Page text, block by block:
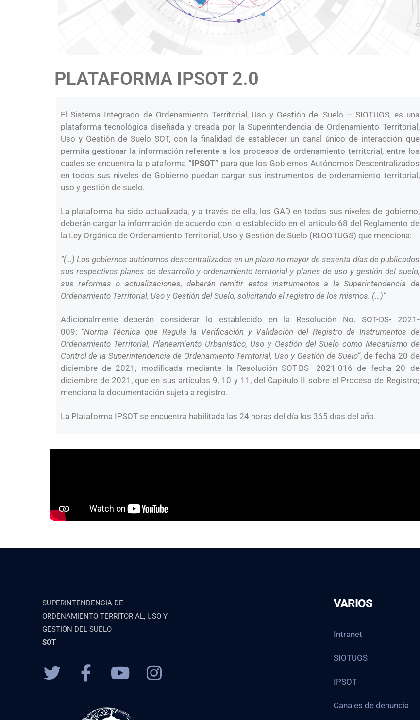
PLATAFORMA IPSOT 2.0
El Sistema Integrado de Ordenamiento Territorial, Uso y Gestión del Suelo – SIOTUGS, es una
plataforma tecnológica diseñada y creada por la Superintendencia de Ordenamiento Territorial,
Uso y Gestión de Suelo SOT, con la finalidad de establecer un canal único de interacción que
permita gestionar la información referente a los procesos de ordenamiento territorial, entre los
cuales se encuentra la plataforma “IPSOT” para que los Gobiernos Autónomos Descentralizados
en todos sus niveles de Gobierno puedan cargar sus instrumentos de ordenamiento territorial,
uso y gestión de suelo.
La plataforma ha sido actualizada, y a través de ella, los GAD en todos sus niveles de gobierno,
deberán cargar la información de acuerdo con lo establecido en el artículo 68 del Reglamento de
la Ley Orgánica de Ordenamiento Territorial, Uso y Gestión de Suelo (RLOOTUGS) que menciona:
“(…) Los gobiernos autónomos descentralizados en un plazo no mayor de sesenta días de publicados
sus respectivos planes de desarrollo y ordenamiento territorial y planes de uso y gestión del suelo,
sus reformas o actualizaciones, deberán remitir estos instrumentos a la Superintendencia de
Ordenamiento Territorial, Uso y Gestión del Suelo, solicitando el registro de los mismos. (…)”
Adicionalmente deberán considerar lo establecido en la Resolución No. SOT-DS- 2021-
009: “Norma Técnica que Regula la Verificación y Validación del Registro de Instrumentos de
Ordenamiento Territorial, Planeamiento Urbanístico, Uso y Gestión del Suelo como Mecanismo de
Control de la Superintendencia de Ordenamiento Territorial, Uso y Gestión de Suelo”, de fecha 20 de
diciembre de 2021, modificada mediante la Resolución SOT-DS- 2021-016 de fecha 20 de
diciembre de 2021, que en sus artículos 9, 10 y 11, del Capítulo II sobre el Proceso de Registro;
menciona la documentación sujeta a registro.
La Plataforma IPSOT se encuentra habilitada las 24 horas del día los 365 días del año.
SUPERINTENDENCIA DE
ORDENAMIENTO TERRITORIAL, USO Y
GESTIÓN DEL SUELO
SOT
VARIOS
Intranet
SIOTUGS
IPSOT
Canales de denuncia